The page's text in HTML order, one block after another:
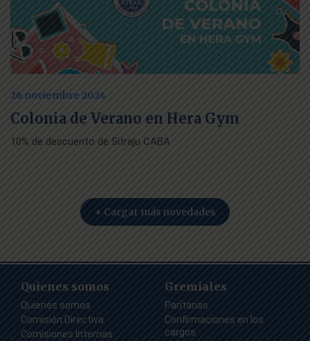
26 noviembre 2024
Colonia de Verano en Hera Gym
10% de descuento de Sitraju CABA
+ Cargar más novedades
Quienes somos
Quienes somos
Comisión Directiva
Comisiones Internas
Gremiales
Paritarias
Confirmaciones en los
cargos